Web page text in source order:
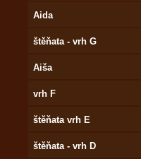
Aida
štěňata - vrh G
Aiša
vrh F
štěňata vrh E
štěňata - vrh D